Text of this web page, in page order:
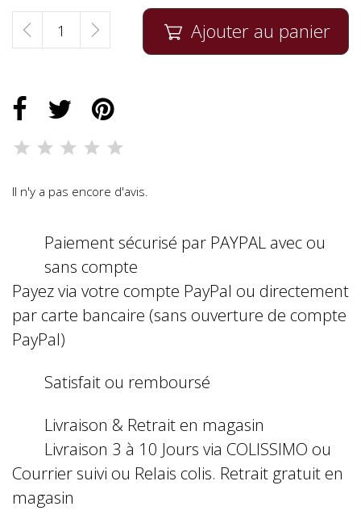
 Ajouter au panier
Il n'y a pas encore d'avis.
Paiement sécurisé par PAYPAL avec ou
sans compte
Payez via votre compte PayPal ou directement
par carte bancaire (sans ouverture de compte
PayPal)
Satisfait ou remboursé
Livraison & Retrait en magasin
Livraison 3 à 10 Jours via COLISSIMO ou
Courrier suivi ou Relais colis. Retrait gratuit en
magasin